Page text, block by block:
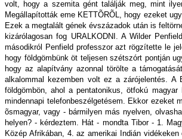
volt, hogy a szemita gént találják meg, mint
Megállapították eme KETTÕRÕL, hogy ezeket
Ezek a megtalált gének évszázadok után is
kizárólagosan fog URALKODNI. A Wilder
másodikról Penfield professzor azt rögzítette le
hogy földgömbünk öt teljesen szétszórt pontján
hogy az alapítvány azonnal törölte a
alkalommal kezemben volt ez a zárójelentés.
földgömbön, ahol a pentatonikus, ötfokú
mindennapi telefonbeszélgetésem. Ekkor ezeket
õsmagyar, vagy - bármilyen más nyelven,
helyen? - kérdeztem. Hát - mondta Tibor - 1.
Közép Afrikában, 4. az amerikai Indián